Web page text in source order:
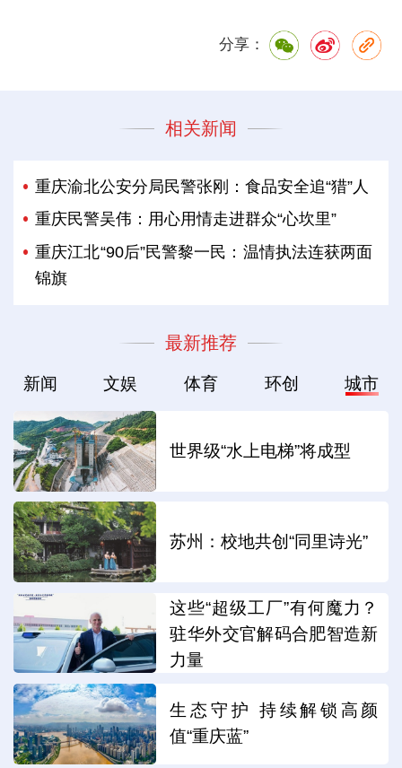
分享：
相关新闻
重庆渝北公安分局民警张刚：食品安全追“猎”人
重庆民警吴伟：用心用情走进群众“心坎里”
重庆江北“90后”民警黎一民：温情执法连获两面
锦旗
最新推荐
新闻 文娱 体育 环创 城市
世界级“水上电梯”将成型
苏州：校地共创“同里诗光”
这些“超级工厂”有何魔力？
驻华外交官解码合肥智造新
力量
生态守护 持续解锁高颜
值“重庆蓝”